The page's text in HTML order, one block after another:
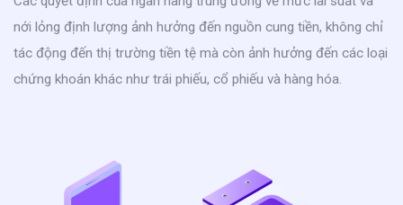
nới lỏng định lượng ảnh hưởng đến nguồn cung tiền, không chỉ
tác động đến thị trường tiền tệ mà còn ảnh hưởng đến các loại
chứng khoán khác như trái phiếu, cổ phiếu và hàng hóa.